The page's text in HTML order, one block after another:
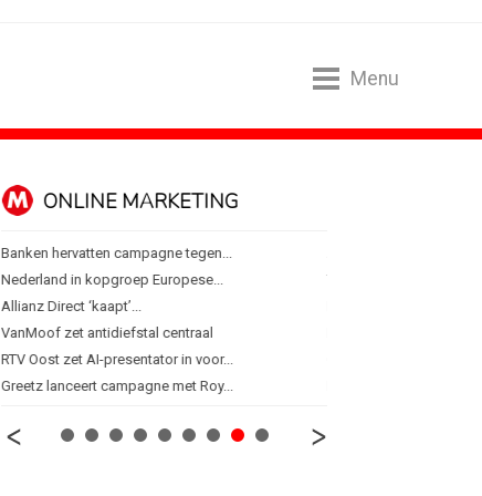
Menu
ONLINE MARKETING
Banken hervatten campagne tegen...
Nederland in kopgroep Europese...
Allianz Direct ‘kaapt’...
VanMoof zet antidiefstal centraal
RTV Oost zet AI-presentator in voor...
Greetz lanceert campagne met Roy...
Tata Consultancy